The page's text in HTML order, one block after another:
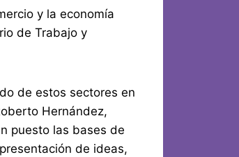
y la economía
de Trabajo y
de estos sectores en
Hernández,
puesto las bases de
de ideas,